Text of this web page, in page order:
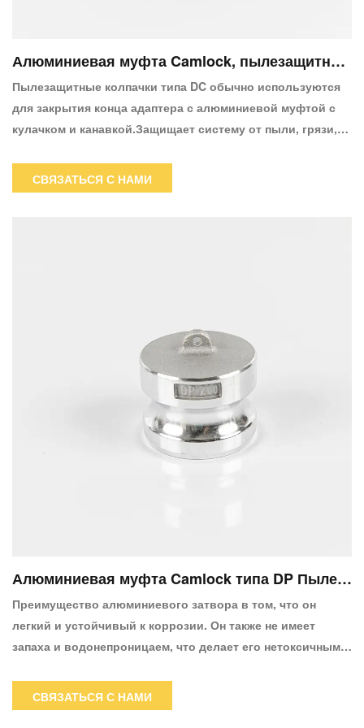
Алюминиевая муфта Camlock, пылезащитный
колпачок постоянного тока
Пылезащитные колпачки типа DC обычно используются
для закрытия конца адаптера с алюминиевой муфтой с
кулачком и канавкой.Защищает систему от пыли, грязи,
СВЯЗАТЬСЯ С НАМИ
Алюминиевая муфта Camlock типа DP Пылез
ащитная заглушка
Преимущество алюминиевого затвора в том, что он
легкий и устойчивый к коррозии. Он также не имеет
запаха и водонепроницаем, что делает его нетоксичным.
чрезвычайно простыми в использовании, экономящими
СВЯЗАТЬСЯ С НАМИ